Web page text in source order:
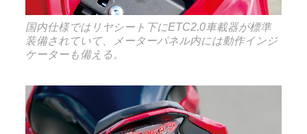
国内仕様ではリヤシート下にETC2.0車載器が標準
装備されていて、メーターパネル内には動作インジ
ケーターも備える。